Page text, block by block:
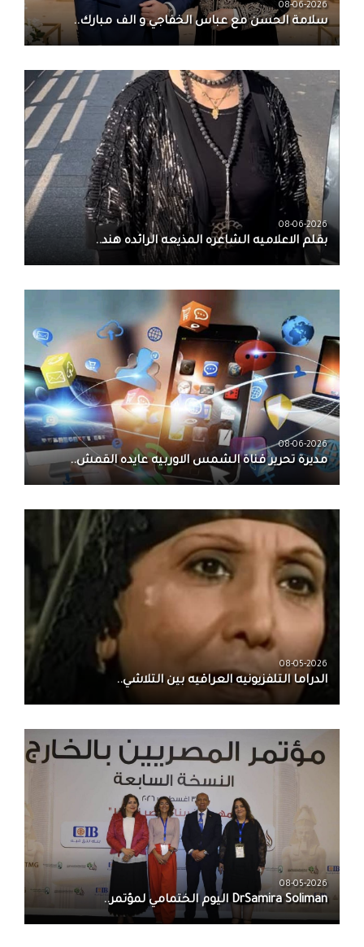
08-06-2026
سلامة الحسن‏ مع ‏عباس الخفاجي‏ و‏ الف مبارك..
08-06-2026
بقلم الاعلاميه الشاعره المذيعه الرائده هند..
08-06-2026
مديرة تحرير قناة الشمس الاوربيه عايده القمش..
08-05-2026
الدراما التلفزيونيه العراقيه بين التلاشي..
08-05-2026
DrSamira Soliman اليوم الختمامي لمؤتمر..